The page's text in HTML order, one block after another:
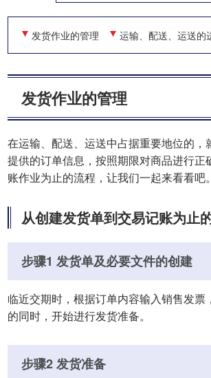
发货作业的管理 运输、配送、运送的
发货作业的管理
在运输、配送、运送中占据重要地位的
提供的订单信息，按照期限对商品进行
账作业为止的流程，让我们一起来看看吧。
从创建发货单到交易记账为止
步骤1 发货单及必要文件的创建
临近交期时，根据订单内容输入销售发
的同时，开始进行发货准备。
步骤2 发货准备